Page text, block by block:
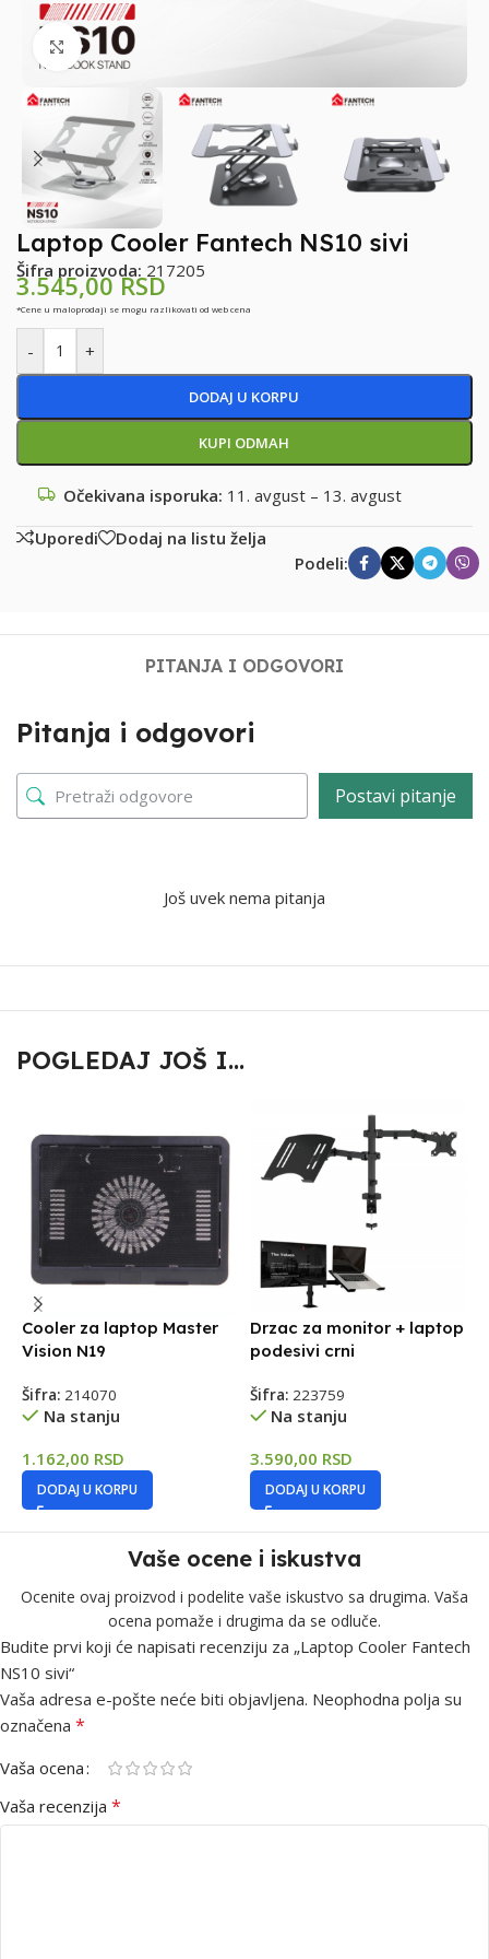
Klikni za uvećanje
Laptop Cooler Fantech NS10 sivi
Šifra proizvoda: 217205
3.545,00RSD
*Cene u maloprodaji se mogu razlikovati od web cena
- +
DODAJ U KORPU
KUPI ODMAH
Očekivana isporuka: 11. avgust – 13. avgust
Uporedi
Dodaj na listu želja
Podeli:
PITANJA I ODGOVORI
Pitanja i odgovori
Postavi pitanje
Još uvek nema pitanja
POGLEDAJ JOŠ I...
Cooler za laptop Master
Vision N19
Šifra: 214070
Na stanju
1.162,00 RSD
DODAJ U KORPU
Drzac za monitor + laptop
podesivi crni
Šifra: 223759
Na stanju
3.590,00 RSD
DODAJ U KORPU
Vaše ocene i iskustva
Ocenite ovaj proizvod i podelite vaše iskustvo sa drugima. Vaša
ocena pomaže i drugima da se odluče.
Budite prvi koji će napisati recenziju za „Laptop Cooler Fantech
NS10 sivi“
Vaša adresa e-pošte neće biti objavljena. Neophodna polja su
označena *
Vaša ocena
Vaša recenzija *